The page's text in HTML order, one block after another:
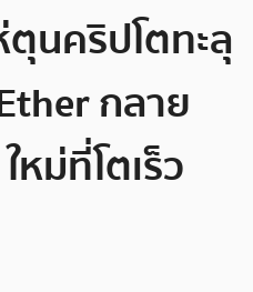
นคริปโตทะลุ
กลาย
หม่ที่โตเร็ว